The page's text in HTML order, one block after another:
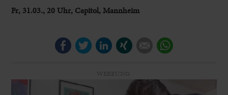
Fr, 31.03., 20 Uhr, Capitol, Mannheim
FacebookTwitterLinkedIn E-mail